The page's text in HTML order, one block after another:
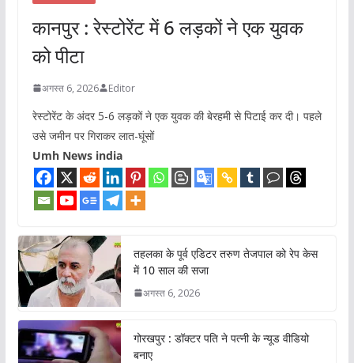
कानपुर : रेस्टोरेंट में 6 लड़कों ने एक युवक
को पीटा
अगस्त 6, 2026 Editor
रेस्टोरेंट के अंदर 5-6 लड़कों ने एक युवक की बेरहमी से पिटाई कर दी। पहले
उसे जमीन पर गिराकर लात-घूंसों
Umh News india
तहलका के पूर्व एडिटर तरुण तेजपाल को रेप केस
में 10 साल की सजा
अगस्त 6, 2026
गोरखपुर : डॉक्टर पति ने पत्नी के न्यूड वीडियो
बनाए